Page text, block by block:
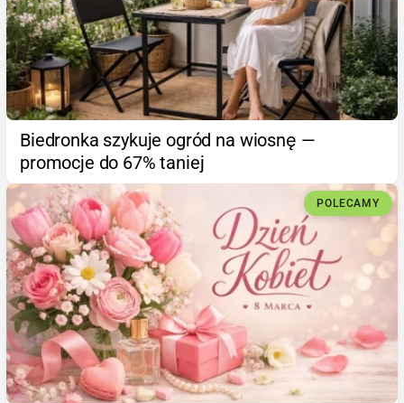
Biedronka szykuje ogród na wiosnę —
promocje do 67% taniej
POLECAMY